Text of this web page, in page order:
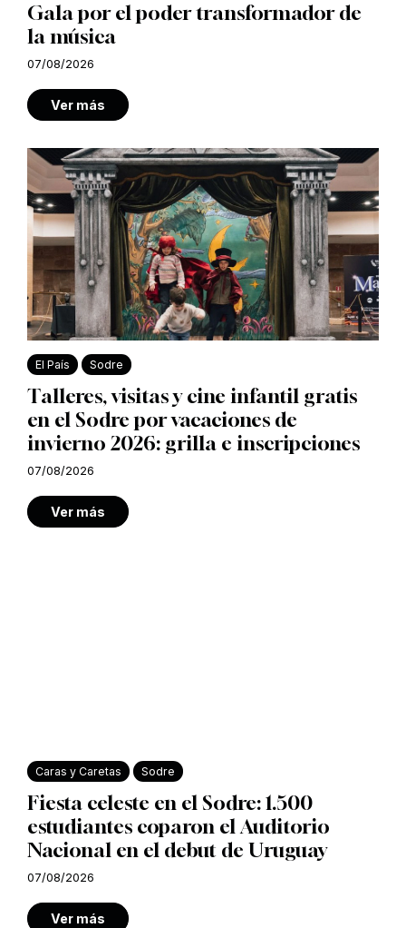
Gala por el poder transformador de
la música
07/08/2026
Ver más
El País Sodre
Talleres, visitas y cine infantil gratis
en el Sodre por vacaciones de
invierno 2026: grilla e inscripciones
07/08/2026
Ver más
Caras y Caretas Sodre
Fiesta celeste en el Sodre: 1.500
estudiantes coparon el Auditorio
Nacional en el debut de Uruguay
07/08/2026
Ver más